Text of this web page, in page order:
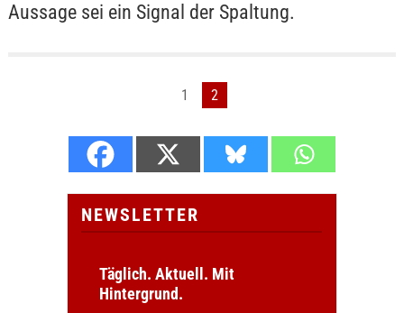
Aussage sei ein Signal der Spaltung.
1 2
NEWSLETTER
Täglich. Aktuell. Mit
Hintergrund.